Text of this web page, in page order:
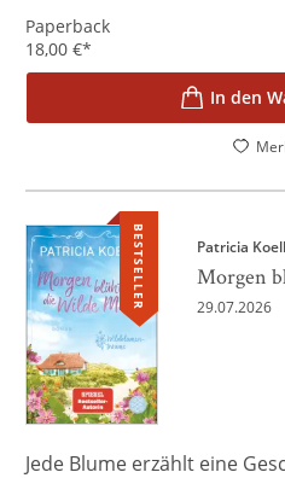
Paperback
18,00 €*
In den
BESTSELLER Patricia
Morgen
29.07.2026
Jede Blume erzählt eine